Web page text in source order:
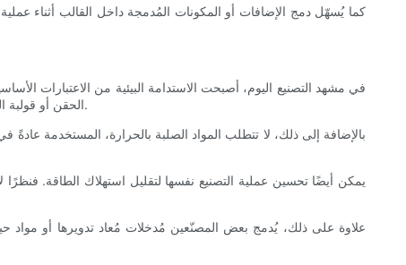
كما يُسهّل دمج الإضافات أو المكونات المُدمجة داخل القالب أثناء
في مشهد التصنيع اليوم، أصبحت الاستدامة البيئية من الاعتبارات
الحقن أو قولبة النفخ، وذلك بفضل استخدامها المُحكم للمواد الخام. هذا القياس الدقيق للمواد يُقلل من فائض المواد، مما يجعل العملية أكثر كفاءة في استخدام الموارد.
بالإضافة إلى ذلك، لا تتطلب المواد الصلبة بالحرارة، المستخدمة عادةً
يمكن أيضًا تحسين عملية التصنيع نفسها لتقليل استهلاك الطاقة.
علاوة على ذلك، يُدمج بعض المصنّعين مُدخلات مُعاد تدويرها أو مواد